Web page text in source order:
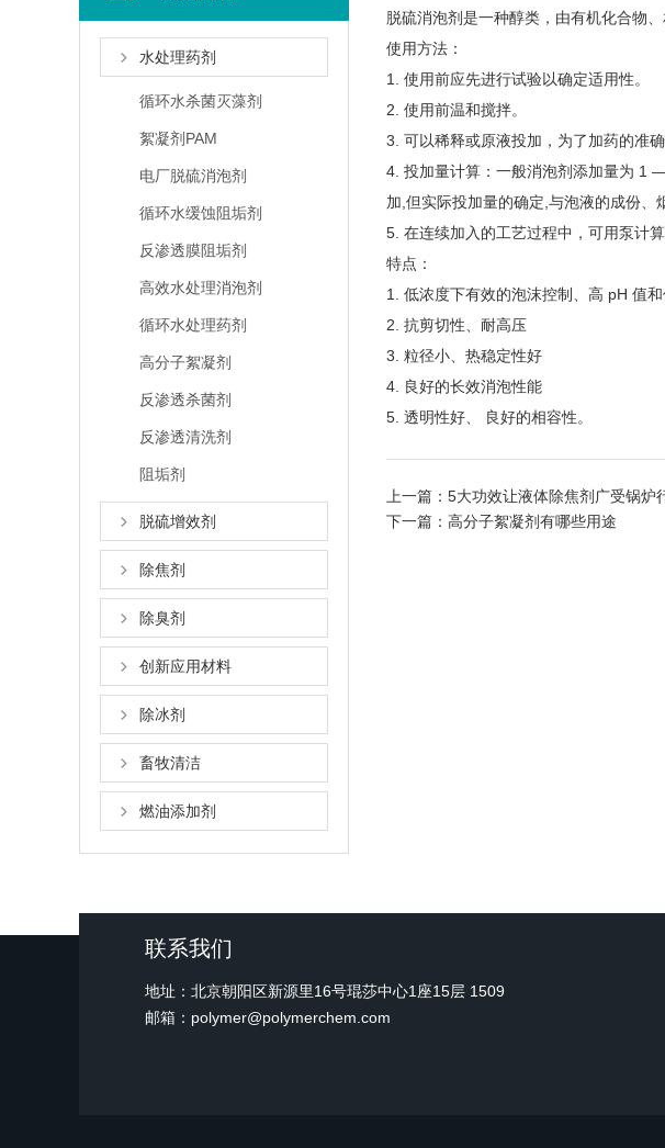
水处理药剂
循环水杀菌灭藻剂
絮凝剂PAM
电厂脱硫消泡剂
循环水缓蚀阻垢剂
反渗透膜阻垢剂
高效水处理消泡剂
循环水处理药剂
高分子絮凝剂
反渗透杀菌剂
反渗透清洗剂
阻垢剂
脱硫增效剂
除焦剂
除臭剂
创新应用材料
除冰剂
畜牧清洁
燃油添加剂
脱硫消泡剂是一种醇类，由有机化合物
使用方法：
1. 使用前应先进行试验以确定适用性。
2. 使用前温和搅拌。
3. 可以稀释或原液投加，为了加药的准
4. 投加量计算：一般消泡剂添加量为 1
加,但实际投加量的确定,与泡液的成份、
5. 在连续加入的工艺过程中，可用泵计
特点：
1. 低浓度下有效的泡沫控制、高 pH 值
2. 抗剪切性、耐高压
3. 粒径小、热稳定性好
4. 良好的长效消泡性能
5. 透明性好、 良好的相容性。
上一篇： 5大功效让液体除焦剂广受锅炉
下一篇： 高分子絮凝剂有哪些用途
联系我们
地址：北京朝阳区新源里16号琨莎中心1座15层 1509
邮箱：polymer@polymerchem.com